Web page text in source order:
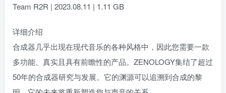
Team R2R | 2023.08.11 | 1.11 GB
详细介绍
合成器几乎出现在现代音乐的各种风格中，因此您需要一款
多功能、真实且具有前瞻性的产品。ZENOLOGY集结了超过
50年的合成器研究与发展。它的渊源可以追溯到合成的黎